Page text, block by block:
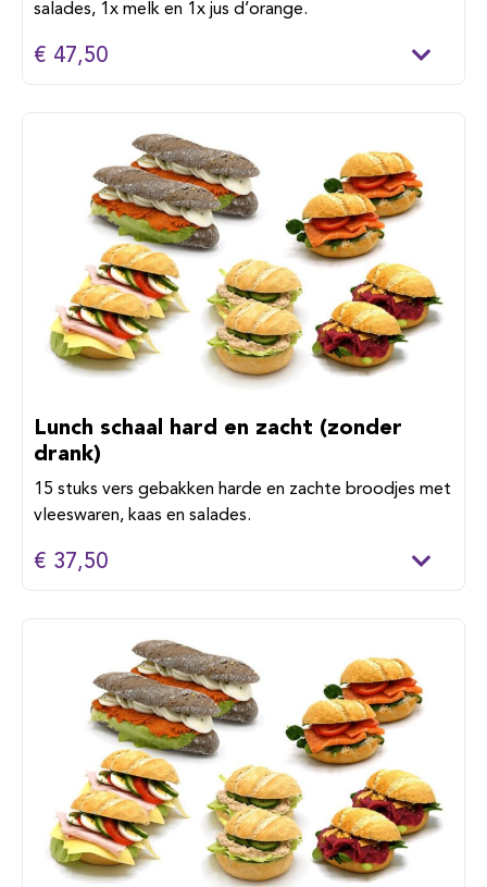
salades, 1x melk en 1x jus d’orange.
€ 47,50
Lunch schaal hard en zacht (zonder
drank)
15 stuks vers gebakken harde en zachte broodjes met
vleeswaren, kaas en salades.
€ 37,50